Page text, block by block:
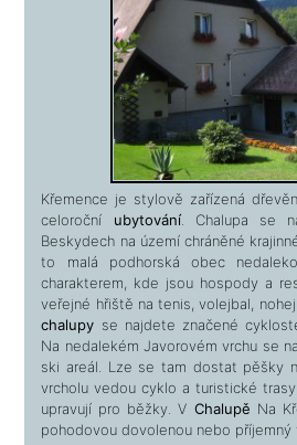
Křemence je stylově zařízená
celoroční ubytování. Chalupa se
Beskydech na území chráněné
to malá podhorská obec
charakterem, kde jsou hospody a
veřejné hřiště na tenis, volejbal,
chalupy se najdete značené
Na nedalekém Javorovém vrchu se
ski areál. Lze se tam dostat pěšky
vrcholu vedou cyklo a turistické
upravují pro běžky. V Chalupě Na
pohodovou dovolenou nebo